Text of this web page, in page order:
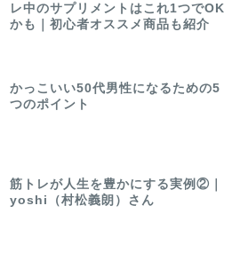
レ中のサプリメントはこれ1つでOK
かも｜初心者オススメ商品も紹介
かっこいい50代男性になるための5
つのポイント
筋トレが人生を豊かにする実例②｜
yoshi（村松義朗）さん